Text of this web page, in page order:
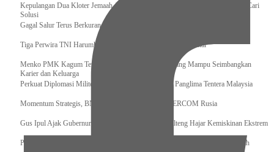
Kepulangan Dua Kloter Jemaah Asal Surabaya Tertunda, Kemenag Upayakan Cari
Solusi
Gagal Salur Terus Berkurang, Gus Ipul: 405 Ribu Lebih Bansos Cair
Tiga Perwira TNI Harumkan Indonesia Di Kancah Internasional
Menko PMK Kagum Terhadap Perempuan Modern yang Mampu Seimbangkan
Karier dan Keluarga
Perkuat Diplomasi Militer, Panglima TNI Terima CC Panglima Tentera Malaysia
Momentum Strategis, BNPB Terima Kunjungan EMERCOM Rusia
Gus Ipul Ajak Gubernur dan Bupati/Wali Kota se-Kalteng Hajar Kemiskinan Ekstrem
Panglima TNI Sambut Kedatangan Presiden RI Usai Lawatan ke Timur Tengah